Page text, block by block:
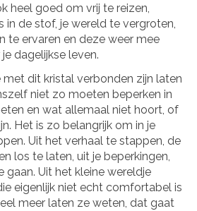
heel goed om vrij te reizen,
in de stof, je wereld te vergroten,
te ervaren en deze weer mee
dagelijkse leven.
met dit kristal verbonden zijn laten
niet zo moeten beperken in
en wat allemaal niet hoort, of
Het is zo belangrijk om in je
Uit het verhaal te stappen, de
los te laten, uit je beperkingen,
Uit het kleine wereldje
eigenlijk niet echt comfortabel is
meer laten ze weten, dat gaat